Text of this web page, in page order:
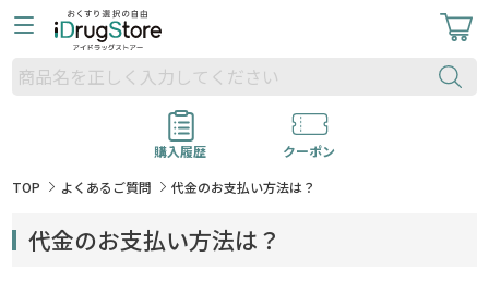
購入履歴
クーポン
TOP
よくあるご質問 代金のお支払い方法は？
代金のお支払い方法は？